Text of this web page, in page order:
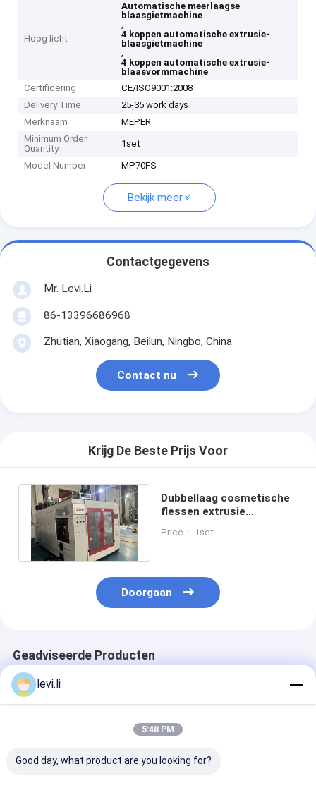
Hoog licht
Automatische meerlaagse
blaasgietmachine
,
4 koppen automatische extrusie-
blaasgietmachine
,
4 koppen automatische extrusie-
blaasvormmachine
Certificering
CE/ISO9001:2008
Delivery Time
25-35 work days
Merknaam
MEPER
Minimum Order
Quantity
1set
Model Number MP70FS
Bekijk meer
Contactgegevens
Mr. Levi.Li
86-13396686968
Zhutian, Xiaogang, Beilun, Ningbo, China
Contact nu
Krijg De Beste Prijs Voor
Dubbellaag cosmetische
flessen extrusie
Automatische 4 hoofd
Price： 1set
Doorgaan
Geadviseerde Producten
levi.li
5:48 PM
Good day, what product are you looking for?